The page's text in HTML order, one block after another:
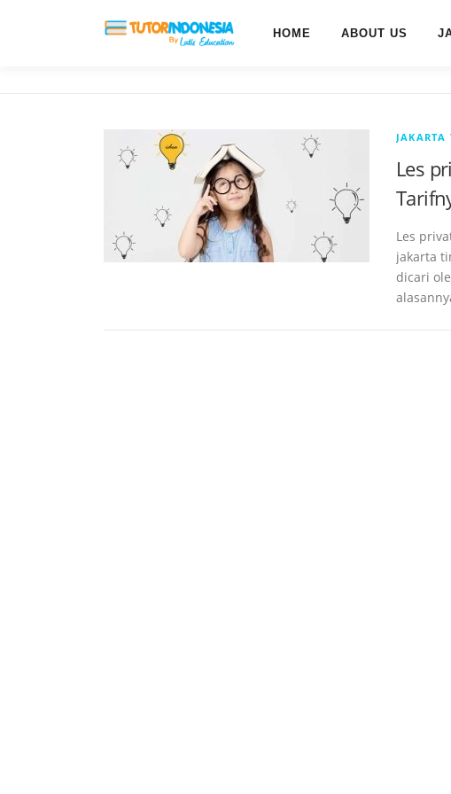
HOME ABOUT US
JAKARTA
Les
Les
jakarta
dicari